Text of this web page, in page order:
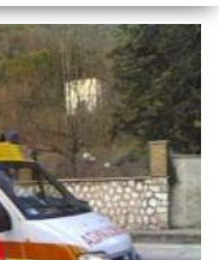
v
i
g
a
z
i
o
n